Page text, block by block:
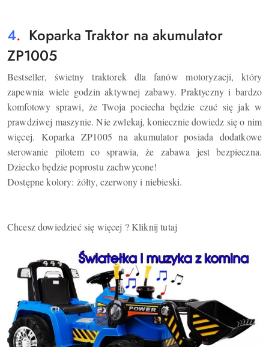
4. Koparka Traktor na akumulator
ZP1005
Bestseller, świetny traktorek dla fanów motoryzacji, który
zapewnia wiele godzin aktywnej zabawy. Praktyczny i bardzo
komfotowy sprawi, że Twoja pociecha będzie czuć się jak w
prawdziwej maszynie. Nie zwlekaj, koniecznie dowiedz się o nim
więcej. Koparka ZP1005 na akumulator posiada dodatkowe
sterowanie pilotem co sprawia, że zabawa jest bezpieczna.
Dziecko będzie poprostu zachwycone!
Dostępne kolory: żółty, czerwony i niebieski.
Chcesz dowiedzieć się więcej ? Kliknij tutaj